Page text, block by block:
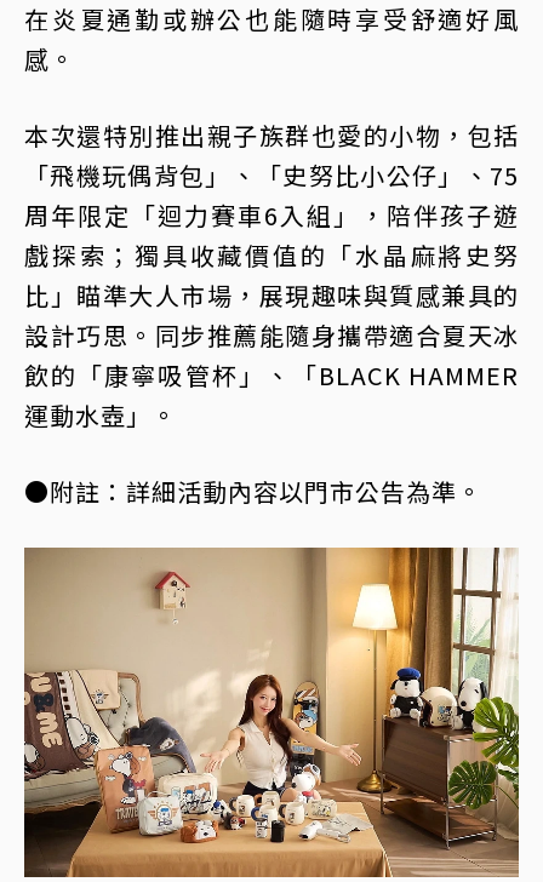
在炎夏通勤或辦公也能隨時享受舒適好風
感。
本次還特別推出親子族群也愛的小物，包括
「飛機玩偶背包」、「史努比小公仔」、75
周年限定「迴力賽車6入組」，陪伴孩子遊
戲探索；獨具收藏價值的「水晶麻將史努
比」瞄準大人市場，展現趣味與質感兼具的
設計巧思。同步推薦能隨身攜帶適合夏天冰
飲的「康寧吸管杯」、「BLACK HAMMER
運動水壺」。
●附註：詳細活動內容以門市公告為準。